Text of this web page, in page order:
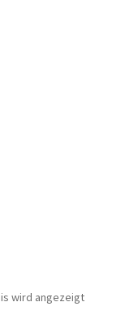
wird angezeigt